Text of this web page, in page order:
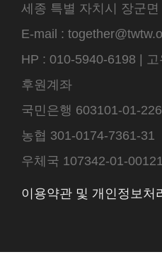
세종 특별 자치시 장군
E-mail :
HP : 010-5940-6198 |
후원계좌
국민은행 603101-01-
농협 301-0174-7361-31
우체국 107342-01-
이용약관 및 개인정보처